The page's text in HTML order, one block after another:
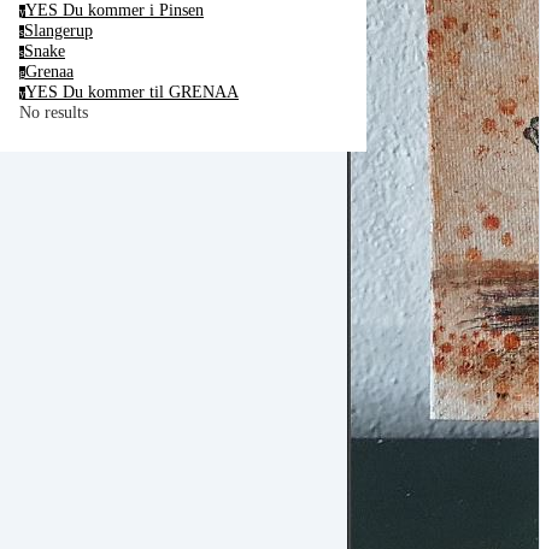
yYES Du kommer i Pinsen
sSlangerup
sSnake
gGrenaa
yYES Du kommer til GRENAA
No results